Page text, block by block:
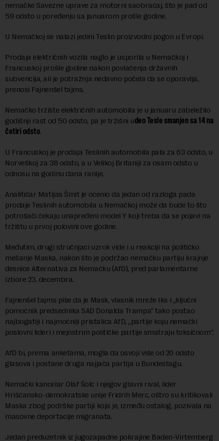
nemačke Savezne uprave za motorni saobraćaj, što je pad od
59 odsto u poređenju sa januarom prošle godine.
U Nemačkoj se nalazi jedini Teslin proizvodni pogon u Evropi.
Prodaja električnih vozila naglo je usporila u Nemačkoj i
Francuskoj prošle godine nakon povlačenja državnih
subvencija, ali je potražnja nedavno počela da se oporavlja,
prenosi Fajnenšel tajms.
Nemačko tržište električnih automobila je u januaru zabeležilo
godišnji rast od 50 odsto, pa je tržišni udeo Tesle smanjen sa 14 na
četiri odsto.
U Francuskoj je prodaja Teslinih automobila pala za 63 odsto, u
Norveškoj za 38 odsto, a u Velikoj Britaniji za osam odsto u
odnosu na godinu dana ranije.
Analitičar Matijas Šmit je ocenio da jedan od razloga pada
prodaje Teslinih automobila u Nemačkoj može da bude to što
potrošači čekaju unapređeni model Y koji treba da se pojavi na
tržištu u prvoj polovini ove godine.
Međutim, drugi stručnjaci uzrok vide i u reakciji na političko
mešanje Maska, nakon što je podržao nemačku partiju krajnje
desnice Alternativa za Nemačku (AfD), pred parlamentarne
izbore 23. decembra.
Fajnenšel tajms piše da je Mask, vlasnik mreže Iks i „ključni
pomoćnik predsednika SAD Donalda Trampa“ tako postao
najbogatiji i najmoćniji pristalica AfD, „partije koju nemački
poslovni lideri i mejnstrim političke partije smatraju toksičnom“.
AfD bi, prema anketama, mogla da osvoji više od 20 odsto
glasova i postane druga najjača partija u Bundestagu.
Nemački kancelar Olaf Šolc i njegov glavni rival, lider
Hrišćansko-demokratske unije Fridrih Merc, oštro su kritikovali
Maska zbog podrške partiji koja je, između ostalog, pozivala na
masovne deportacije migranata.
Jedan preduzetnik iz jugozapadne pokrajine Baden-Virtemberg